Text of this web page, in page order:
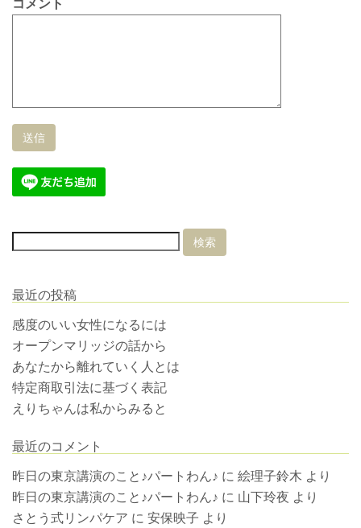
コメント
最近の投稿
感度のいい女性になるには
オープンマリッジの話から
あなたから離れていく人とは
特定商取引法に基づく表記
えりちゃんは私からみると
最近のコメント
昨日の東京講演のこと♪パートわん♪ に 絵理子鈴木 より
昨日の東京講演のこと♪パートわん♪ に 山下玲夜 より
さとう式リンパケア に 安保映子 より